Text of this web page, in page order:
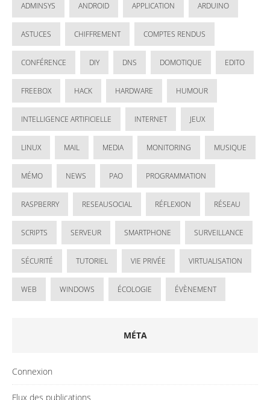
ADMINSYS ANDROID APPLICATION ARDUINO
ASTUCES CHIFFREMENT COMPTES RENDUS
CONFÉRENCE DIY DNS DOMOTIQUE EDITO
FREEBOX HACK HARDWARE HUMOUR
INTELLIGENCE ARTIFICIELLE INTERNET JEUX
LINUX MAIL MEDIA MONITORING MUSIQUE
MÉMO NEWS PAO PROGRAMMATION
RASPBERRY RESEAUSOCIAL RÉFLEXION RÉSEAU
SCRIPTS SERVEUR SMARTPHONE SURVEILLANCE
SÉCURITÉ TUTORIEL VIE PRIVÉE VIRTUALISATION
WEB WINDOWS ÉCOLOGIE ÉVÈNEMENT
MÉTA
Connexion
Flux des publications